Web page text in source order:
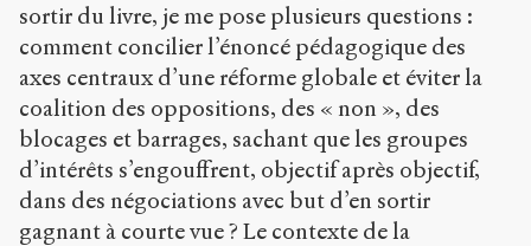
sortir du livre, je me pose plusieurs questions :
comment concilier l’énoncé pédagogique des
axes centraux d’une réforme globale et éviter la
coalition des oppositions, des « non », des
blocages et barrages, sachant que les groupes
d’intérêts s’engouffrent, objectif après objectif,
dans des négociations avec but d’en sortir
gagnant à courte vue ? Le contexte de la